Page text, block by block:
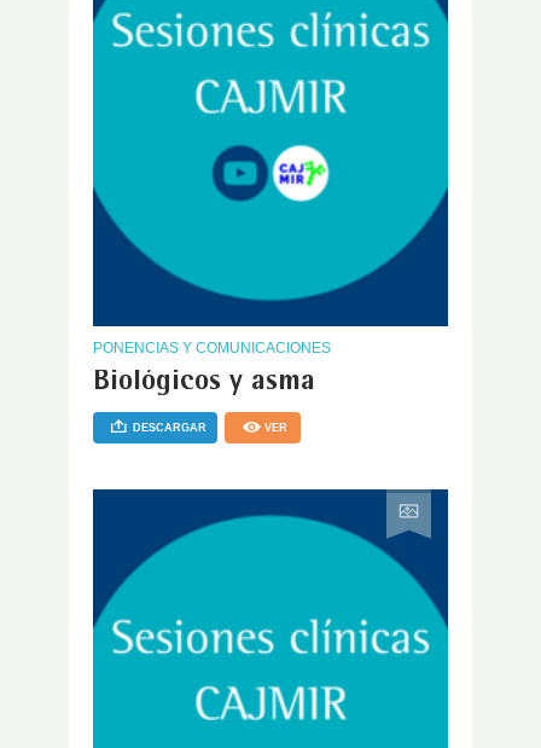
PONENCIAS Y COMUNICACIONES
Biológicos y asma
DESCARGAR VER